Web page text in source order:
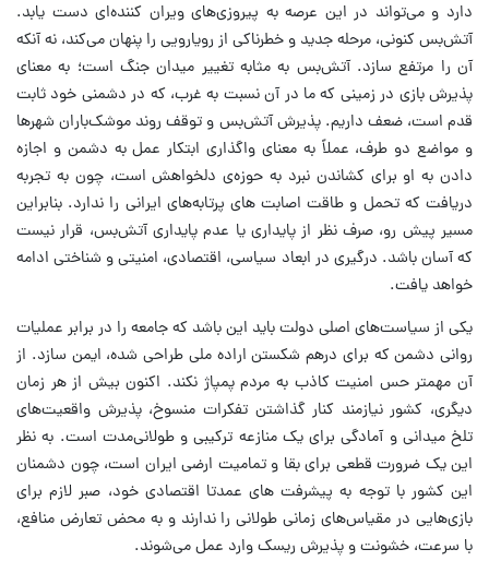
دارد و می‌تواند در این عرصه به پیروزی‌های ویران کننده‌ای دست یابد.
آتش‌بس کنونی، مرحله جدید و خطرناکی از رویارویی را پنهان می‌کند، نه آنکه
آن را مرتفع سازد. آتش‌بس به مثابه تغییر میدان جنگ است؛ به معنای
پذیرش بازی در زمینی که ما در آن نسبت به غرب، که در دشمنی خود ثابت
قدم است، ضعف داریم. پذیرش آتش‌بس و توقف روند موشک‌باران شهرها
و مواضع دو طرف، عملاً به معنای واگذاری ابتکار عمل به دشمن و اجازه
دادن به او برای کشاندن نبرد به حوزه‌ی دلخواهش است، چون به تجربه
دریافت که تحمل و طاقت اصابت های پرتابه‌های ایرانی را ندارد. بنابراین
مسیر پیش رو، صرف نظر از پایداری یا عدم پایداری آتش‌بس، قرار نیست
که آسان باشد. درگیری در ابعاد سیاسی، اقتصادی، امنیتی و شناختی ادامه
خواهد یافت.
یکی از سیاست‌های اصلی دولت باید این باشد که جامعه را در برابر عملیات
روانی دشمن که برای درهم شکستن اراده ملی طراحی شده، ایمن سازد. از
آن مهمتر حس امنیت کاذب به مردم پمپاژ نکند. اکنون بیش از هر زمان
دیگری، کشور نیازمند کنار گذاشتن تفکرات منسوخ، پذیرش واقعیت‌های
تلخ میدانی و آمادگی برای یک منازعه ترکیبی و طولانی‌مدت است. به نظر
این یک ضرورت قطعی برای بقا و تمامیت ارضی ایران است، چون دشمنان
این کشور با توجه به پیشرفت های عمدتا اقتصادی خود، صبر لازم برای
بازی‌هایی در مقیاس‌های زمانی طولانی را ندارند و به محض تعارض منافع،
با سرعت، خشونت و پذیرش ریسک وارد عمل می‌شوند.